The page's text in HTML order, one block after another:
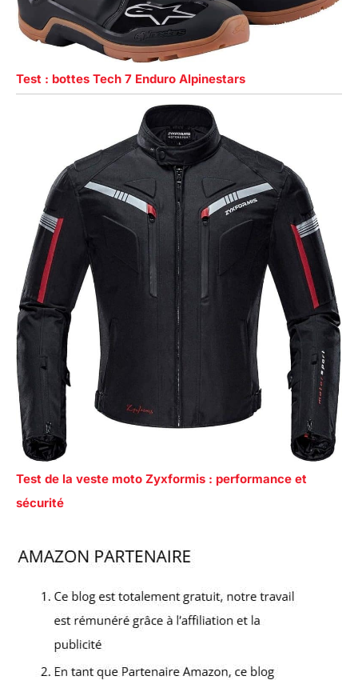
Test : bottes Tech 7 Enduro Alpinestars
Test de la veste moto Zyxformis : performance et
sécurité